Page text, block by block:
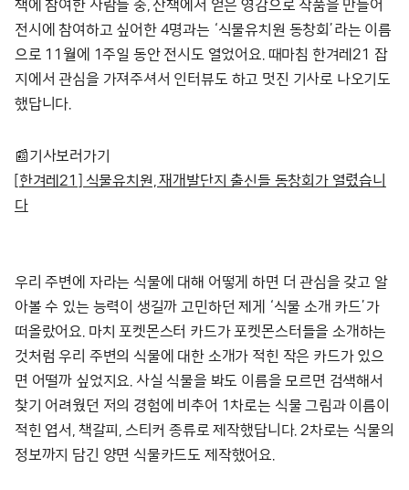
책에 참여한 사람들 중, 산책에서 얻은 영감으로 작품을 만들어
전시에 참여하고 싶어한 4명과는 ‘식물유치원 동창회’라는 이름
으로 11월에 1주일 동안 전시도 열었어요. 때마침 한겨레21 잡
지에서 관심을 가져주셔서 인터뷰도 하고 멋진 기사로 나오기도
했답니다.
📰기사보러가기
[한겨레21] 식물유치원, 재개발단지 출신들 동창회가 열렸습니
다
우리 주변에 자라는 식물에 대해 어떻게 하면 더 관심을 갖고 알
아볼 수 있는 능력이 생길까 고민하던 제게 ‘식물 소개 카드’가
떠올랐어요. 마치 포켓몬스터 카드가 포켓몬스터들을 소개하는
것처럼 우리 주변의 식물에 대한 소개가 적힌 작은 카드가 있으
면 어떨까 싶었지요. 사실 식물을 봐도 이름을 모르면 검색해서
찾기 어려웠던 저의 경험에 비추어 1차로는 식물 그림과 이름이
적힌 엽서, 책갈피, 스티커 종류로 제작했답니다. 2차로는 식물의
정보까지 담긴 양면 식물카드도 제작했어요.